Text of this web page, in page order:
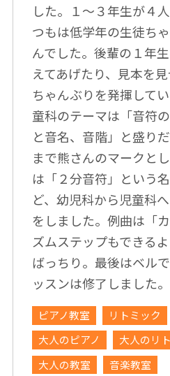
した。１～３年生が４
つもは低学年の生徒ち
んでした。後輩の１年
えてあげたり、見本を
ちゃんぶりを発揮して
童科のテーマは「音符
と音名、音階」と盛り
まで熊さんのマークと
は「２分音符」という
ど、幼児科から児童科
をしました。例曲は「
ズムステップもできる
ばっちり。最後はベル
ッスンは修了しました。
ピアノ教室 リトミック
大人のピアノ
大人のリ
大人の教室
音楽教室